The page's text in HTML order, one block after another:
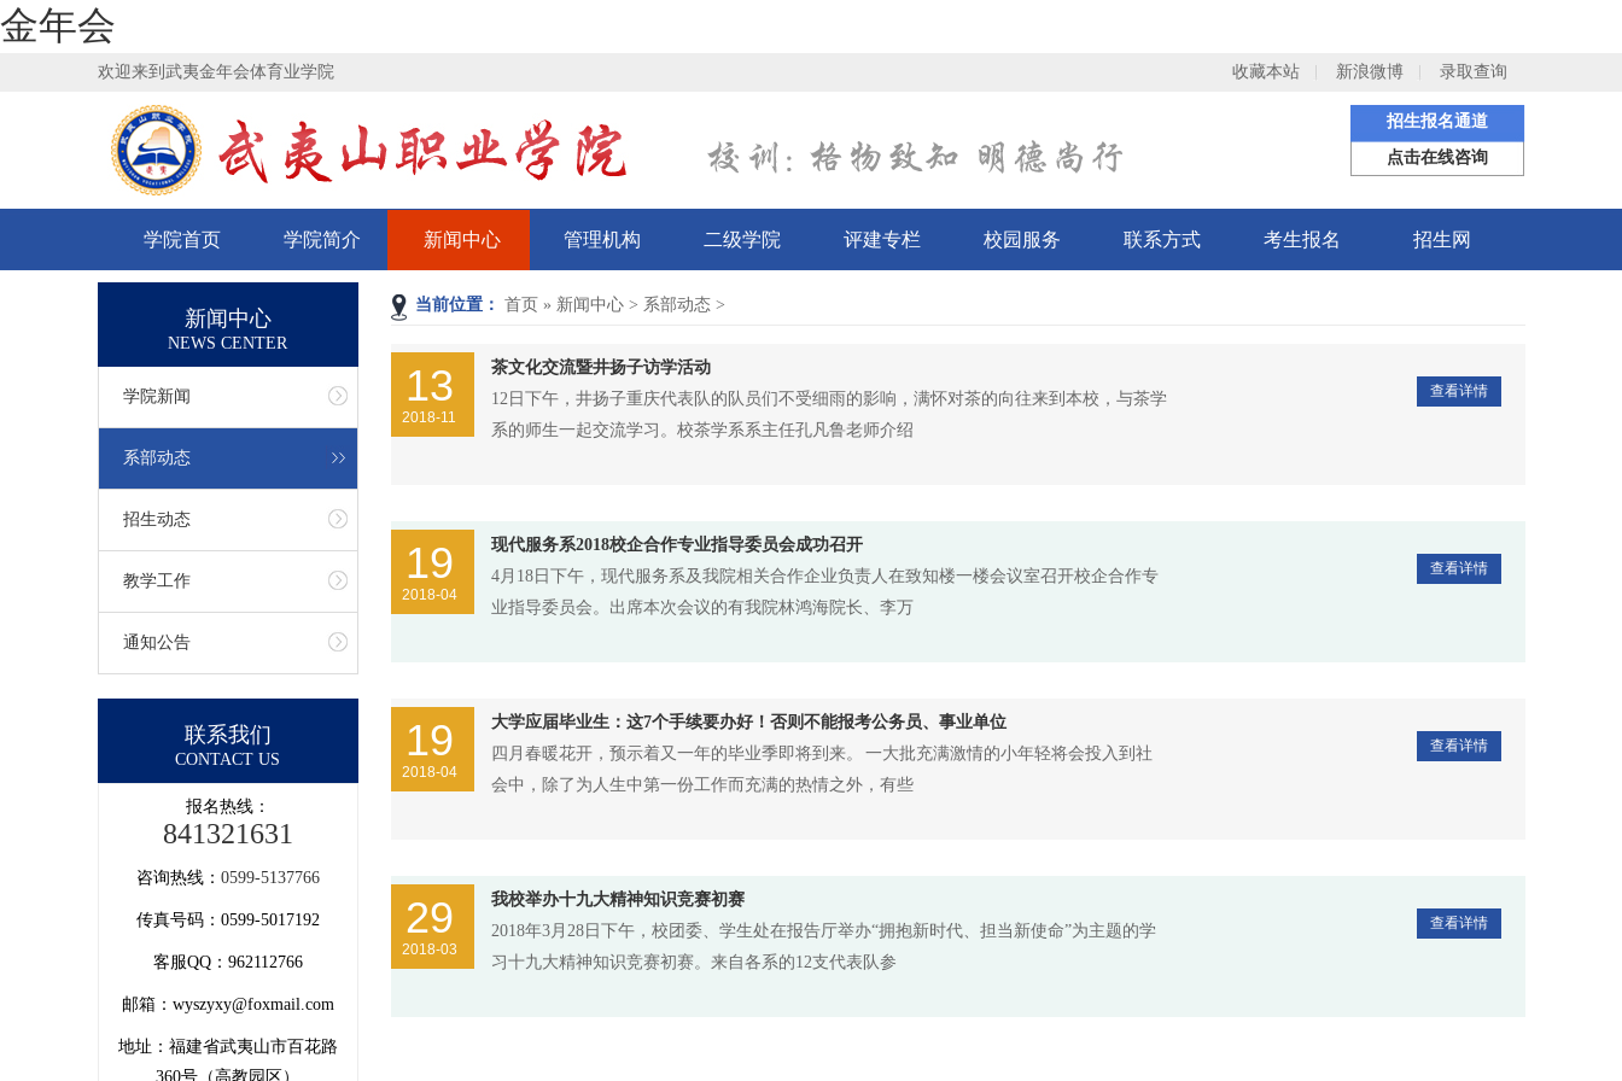
金年会
收藏本站 新浪微博 录取查询
欢迎来到武夷金年会体育业学院
招生报名通道
点击在线咨询
学院首页 学院简介 新闻中心 管理机构 二级学院 评建专栏 校园服务 联系方式 考生报名 招生网
当前位置： 首页 » 新闻中心> 系部动态>
查看详情
13
2018-11
茶文化交流暨井扬子访学活动
12日下午，井扬子重庆代表队的队员们不受细雨的影响，满怀对茶的向往来到本校，与茶学
系的师生一起交流学习。校茶学系系主任孔凡鲁老师介绍
查看详情
19
2018-04
现代服务系2018校企合作专业指导委员会成功召开
4月18日下午，现代服务系及我院相关合作企业负责人在致知楼一楼会议室召开校企合作专
业指导委员会。出席本次会议的有我院林鸿海院长、李万
查看详情
19
2018-04
大学应届毕业生：这7个手续要办好！否则不能报考公务员、事业单位
四月春暖花开，预示着又一年的毕业季即将到来。 一大批充满激情的小年轻将会投入到社
会中，除了为人生中第一份工作而充满的热情之外，有些
查看详情
29
2018-03
我校举办十九大精神知识竞赛初赛
2018年3月28日下午，校团委、学生处在报告厅举办“拥抱新时代、担当新使命”为主题的学
习十九大精神知识竞赛初赛。来自各系的12支代表队参
新闻中心
NEWS CENTER
学院新闻
系部动态
招生动态
教学工作
通知公告
联系我们
CONTACT US
报名热线：
841321631
咨询热线： 0599-5137766
传真号码：0599-5017192
客服QQ：962112766
邮箱：wyszyxy@foxmail.com
地址：福建省武夷山市百花路
360号（高教园区）